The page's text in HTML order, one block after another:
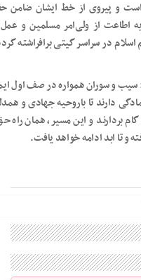
است و پیروی از خط ایشان ضامن
اطاعت از ولی‌امر مسلمین و
در سراسر گیتی برافراشته
سیب و سوران همواره در صف اول
دارند تا باروحیه جهادی و
بردارند و این مسیر، همان راه
و تا ابد ادامه خواهد یافت.